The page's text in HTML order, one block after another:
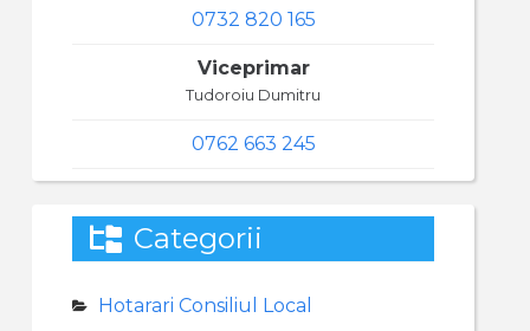
0732 820 165
Viceprimar
Tudoroiu Dumitru
0762 663 245
Categorii
Hotarari Consiliul Local